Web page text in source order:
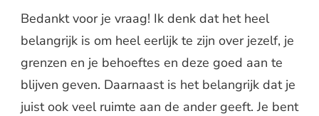
Bedankt voor je vraag! Ik denk dat het heel
belangrijk is om heel eerlijk te zijn over jezelf, je
grenzen en je behoeftes en deze goed aan te
blijven geven. Daarnaast is het belangrijk dat je
juist ook veel ruimte aan de ander geeft. Je bent